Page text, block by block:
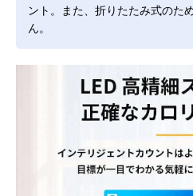
ント。また、折りたたみ式のた
ん。